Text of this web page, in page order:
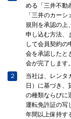
める「三井不動
「三井のカー
規則を承認の上
申し込む方法、
して会員契約の
会を承認したと
会が完了します。
２
当社は、レンタ
日）に基づき、
の種類ならびに
運転免許証の写
年間以上保持す